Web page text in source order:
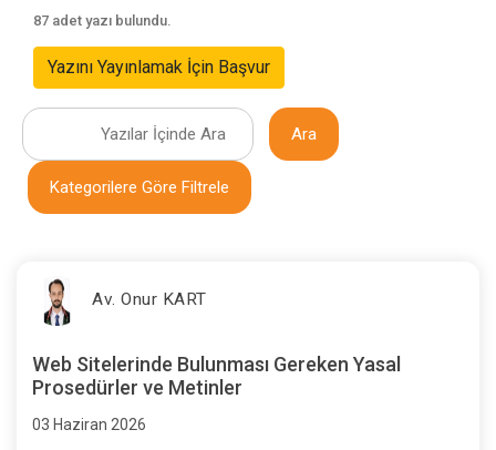
87 adet yazı bulundu.
Yazını Yayınlamak İçin Başvur
Ara
Kategorilere Göre Filtrele
Av. Onur KART
Web Sitelerinde Bulunması Gereken Yasal
Prosedürler ve Metinler
03 Haziran 2026